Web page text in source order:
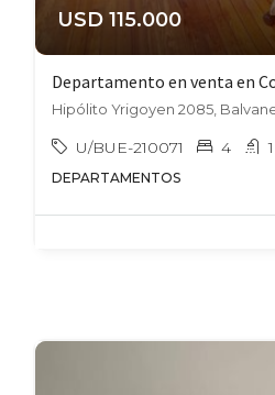
USD 115.000
Departamento en venta en
Hipólito Yrigoyen 2085,
U/BUE-210071 4 1
DEPARTAMENTOS